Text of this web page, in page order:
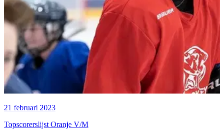
21 februari 2023
Topscorerslijst Oranje V/M